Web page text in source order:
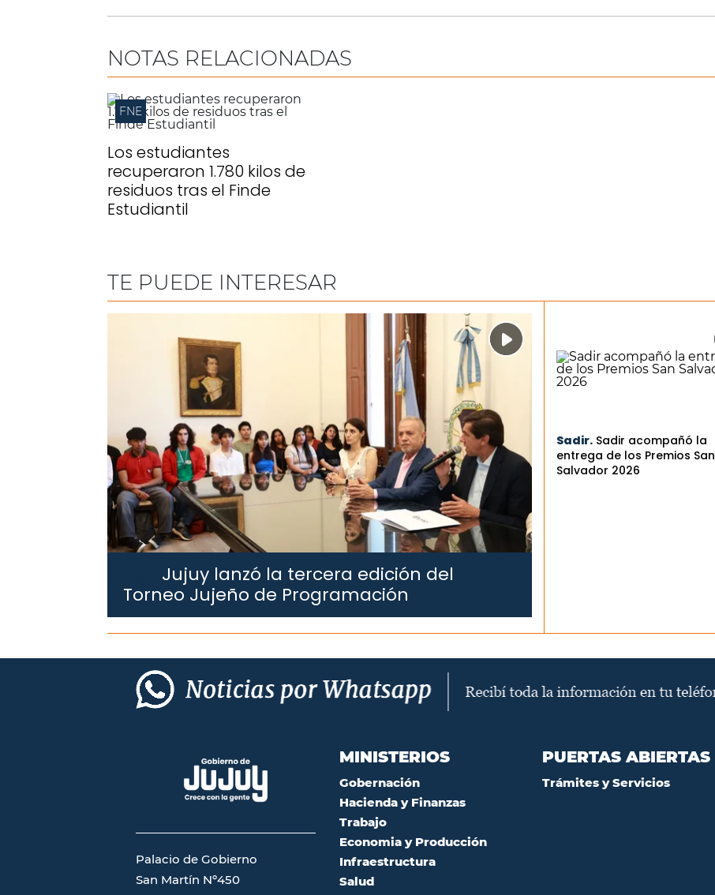
NOTAS RELACIONADAS
FNE
Los estudiantes
recuperaron 1.780 kilos de
residuos tras el Finde
Estudiantil
TE PUEDE INTERESAR
Jujuy lanzó la tercera edición del
Torneo Jujeño de Programación
Sadir. Sadir acompañó la
entrega de los Premios San
Salvador 2026
Palacio de Gobierno
San Martín Nº450
MINISTERIOS
Gobernación
Hacienda y Finanzas
Trabajo
Economia y Producción
Infraestructura
Salud
PUERTAS ABIERTAS
Trámites y Servicios